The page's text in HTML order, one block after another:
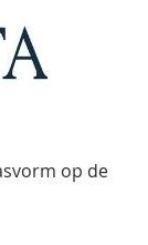
op de